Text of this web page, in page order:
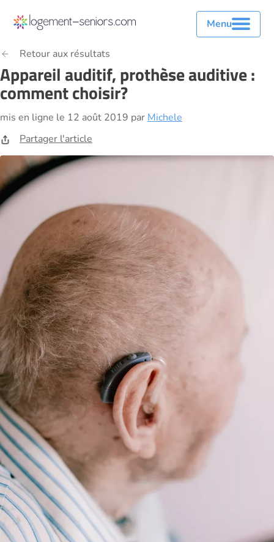
Menu
Retour aux résultats
Appareil auditif, prothèse auditive :
comment choisir?
mis en ligne le 12 août 2019 par Michele
Partager l'article